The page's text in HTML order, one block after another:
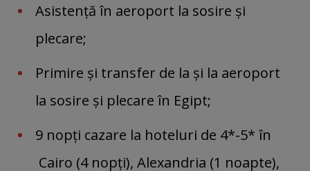
Asistenţă în aeroport la sosire şi
plecare;
Primire şi transfer de la şi la aeroport
la sosire şi plecare în Egipt;
9 nopţi cazare la hoteluri de 4*-5* în
Cairo (4 nopţi), Alexandria (1 noapte),